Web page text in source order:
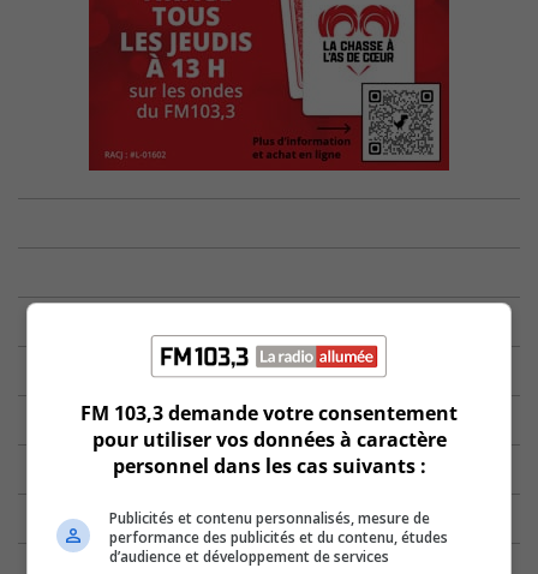
FM 103,3 demande votre consentement
pour utiliser vos données à caractère
personnel dans les cas suivants :
Publicités et contenu personnalisés, mesure de
performance des publicités et du contenu, études
d’audience et développement de services